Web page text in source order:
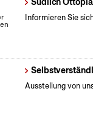
Informieren Sie
Ausstellung von